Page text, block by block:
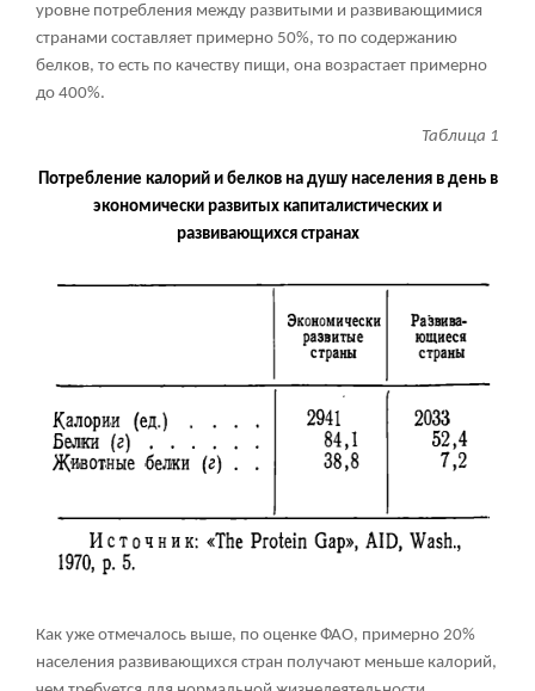
уровне потребления между развитыми и развивающимися
странами составляет примерно 50%, то по содержанию
белков, то есть по качеству пищи, она возрастает примерно
до 400%.
Таблица 1
Потребление калорий и белков на душу населения в день в
экономически развитых капиталистических и
развивающихся странах
Как уже отмечалось выше, по оценке ФАО, примерно 20%
населения развивающихся стран получают меньше калорий,